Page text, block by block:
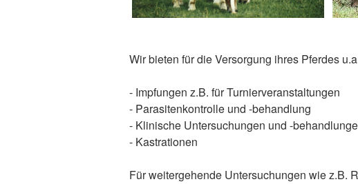
Wir bieten für die Versorgung ihres Pferdes
- Impfungen z.B. für Turnierveranstaltungen
- Parasitenkontrolle und -behandlung
- Klinische Untersuchungen und -
- Kastrationen
Für weitergehende Untersuchungen wie z.B.